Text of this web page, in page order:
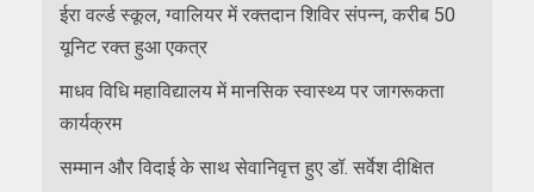
ईरा वर्ल्ड स्कूल, ग्वालियर में रक्तदान शिविर संपन्न, करीब 50
यूनिट रक्त हुआ एकत्र
माधव विधि महाविद्यालय में मानसिक स्वास्थ्य पर जागरूकता
कार्यक्रम
सम्मान और विदाई के साथ सेवानिवृत्त हुए डॉ. सर्वेश दीक्षित